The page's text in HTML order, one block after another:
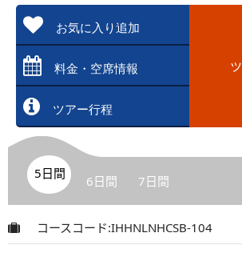
お気に入り追加
料金・空席情報
ツアー行程
5日間 6日間 7日間
コースコード:IHHNLNHCSB-104